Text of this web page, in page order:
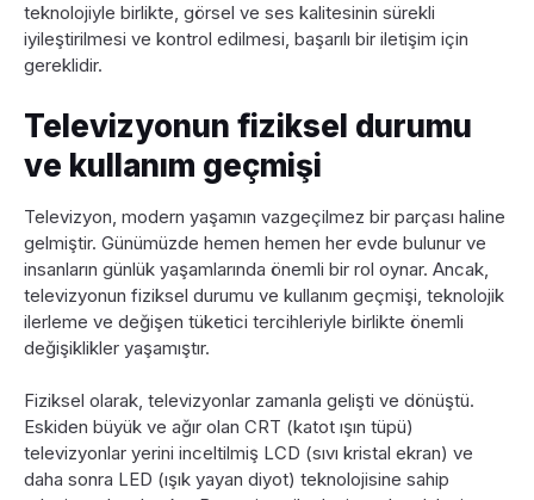
teknolojiyle birlikte, görsel ve ses kalitesinin sürekli
iyileştirilmesi ve kontrol edilmesi, başarılı bir iletişim için
gereklidir.
Televizyonun fiziksel durumu
ve kullanım geçmişi
Televizyon, modern yaşamın vazgeçilmez bir parçası haline
gelmiştir. Günümüzde hemen hemen her evde bulunur ve
insanların günlük yaşamlarında önemli bir rol oynar. Ancak,
televizyonun fiziksel durumu ve kullanım geçmişi, teknolojik
ilerleme ve değişen tüketici tercihleriyle birlikte önemli
değişiklikler yaşamıştır.
Fiziksel olarak, televizyonlar zamanla gelişti ve dönüştü.
Eskiden büyük ve ağır olan CRT (katot ışın tüpü)
televizyonlar yerini inceltilmiş LCD (sıvı kristal ekran) ve
daha sonra LED (ışık yayan diyot) teknolojisine sahip